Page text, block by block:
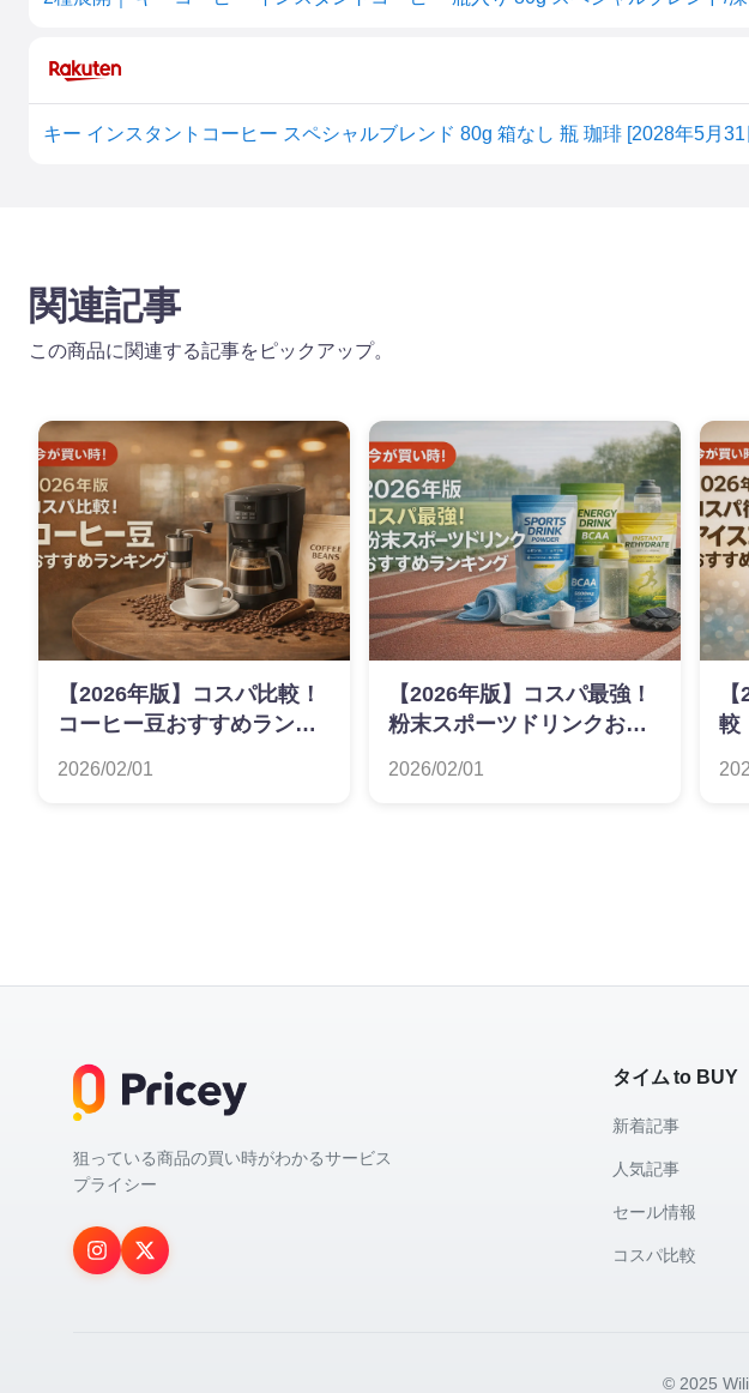
関連記事
この商品に関連する記事をピックアップ。
【2026年版】コスパ比較！
コーヒー豆おすすめランキ
2026/02/01
【2026年版】コスパ最強！
粉末スポーツドリンクおす
2026/02/01
較
狙っている商品の買い時がわかるサービス
プライシー
タイム to BUY
新着記事
人気記事
セール情報
コスパ比較
© 2025